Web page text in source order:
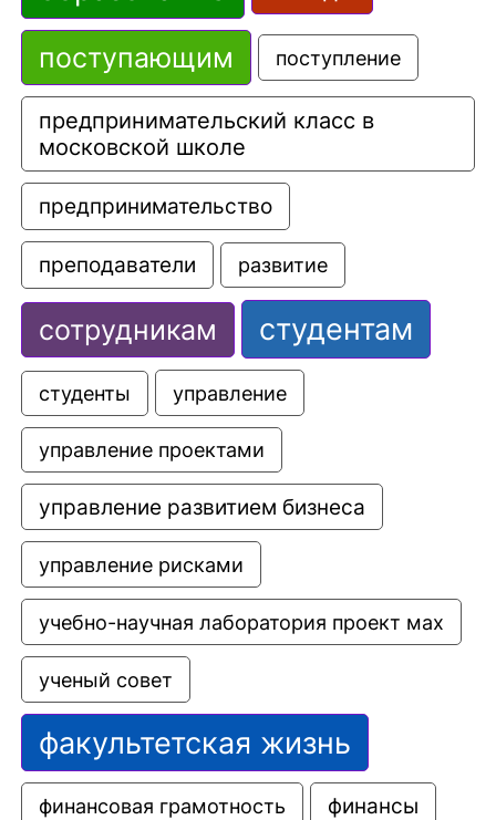
поступающим поступление
предпринимательский класс в
московской школе
предпринимательство
преподаватели развитие
сотрудникам студентам
студенты управление
управление проектами
управление развитием бизнеса
управление рисками
учебно-научная лаборатория проект мах
ученый совет
факультетская жизнь
финансовая грамотность финансы